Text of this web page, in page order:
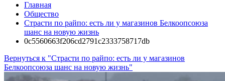
Главная
Общество
Страсти по райпо: есть ли у магазинов Белкоопсоюза
шанс на новую жизнь
0c5560663f206cd2791c2333758717db
Вернуться к "Страсти по райпо: есть ли у магазинов
Белкоопсоюза шанс на новую жизнь"